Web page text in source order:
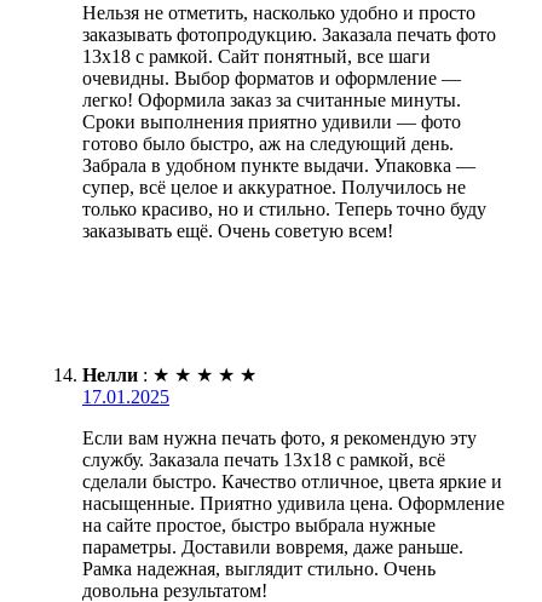
Нельзя не отметить, насколько удобно и просто
заказывать фотопродукцию. Заказала печать фото
13х18 с рамкой. Сайт понятный, все шаги
очевидны. Выбор форматов и оформление —
легко! Оформила заказ за считанные минуты.
Сроки выполнения приятно удивили — фото
готово было быстро, аж на следующий день.
Забрала в удобном пункте выдачи. Упаковка —
супер, всё целое и аккуратное. Получилось не
только красиво, но и стильно. Теперь точно буду
заказывать ещё. Очень советую всем!
Нелли : ★ ★ ★ ★ ★
17.01.2025
Если вам нужна печать фото, я рекомендую эту
службу. Заказала печать 13х18 с рамкой, всё
сделали быстро. Качество отличное, цвета яркие и
насыщенные. Приятно удивила цена. Оформление
на сайте простое, быстро выбрала нужные
параметры. Доставили вовремя, даже раньше.
Рамка надежная, выглядит стильно. Очень
довольна результатом!